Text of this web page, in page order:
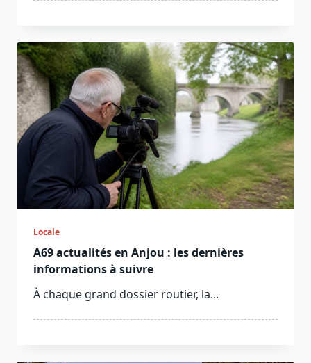
Locale
A69 actualités en Anjou : les dernières
informations à suivre
À chaque grand dossier routier, la...